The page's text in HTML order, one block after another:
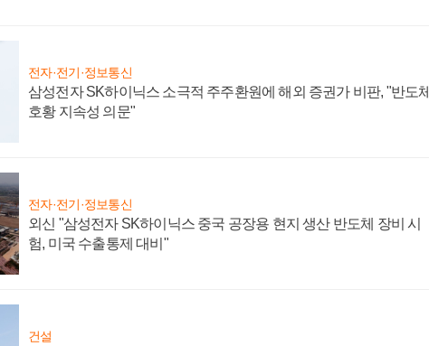
전자·전기·정보통신
삼성전자 SK하이닉스 소극적 주주환원에 해외 증권가 비판, "반도체
호황 지속성 의문"
전자·전기·정보통신
외신 "삼성전자 SK하이닉스 중국 공장용 현지 생산 반도체 장비 시
험, 미국 수출통제 대비"
건설